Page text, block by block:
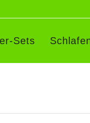
Sets